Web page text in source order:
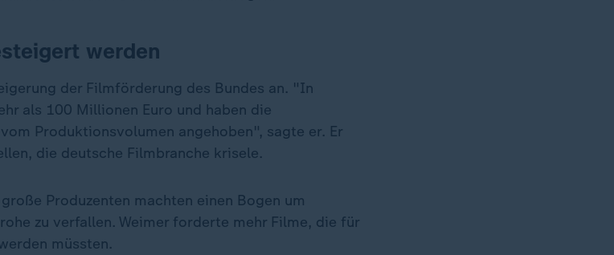
werden
der Filmförderung des Bundes an. "In
als 100 Millionen Euro und haben die
Produktionsvolumen angehoben", sagte er. Er
die deutsche Filmbranche krisele.
Produzenten machten einen Bogen um
zu verfallen. Weimer forderte mehr Filme, die für
müssten.